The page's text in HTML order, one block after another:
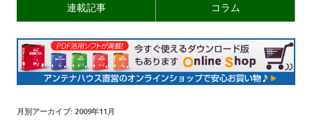
連載記事 コラム
月別アーカイブ: 2009年11月